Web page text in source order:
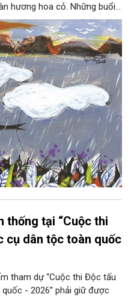
hương hoa cỏ. Những buổi
phía cuối sông, đám hoa tím
một lớp khói.
thống tại “Cuộc thi
cụ dân tộc toàn quốc
tham dự “Cuộc thi Độc tấu
- 2026” phải giữ được